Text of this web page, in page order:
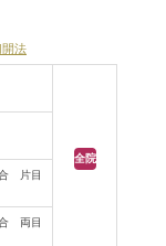
て平行型になるよ
を作ることになり
や多かったので、
に最小限の脂肪を
希望していた幅広
なりました。
開法
全院
片目
両目